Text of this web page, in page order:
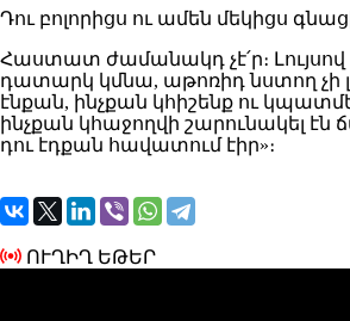
Դու բոլորիցս ու ամեն մեկիցս
Հաստատ ժամանակդ չէ՛ր։
դատարկ կմնա, աթոռիդ նստող չի
էնքան, ինչքան կհիշենք ու
ինչքան կհաջողվի շարունակել
դու էդքան հավատում էիր»։
ՈՒՂԻՂ ԵԹԵՐ